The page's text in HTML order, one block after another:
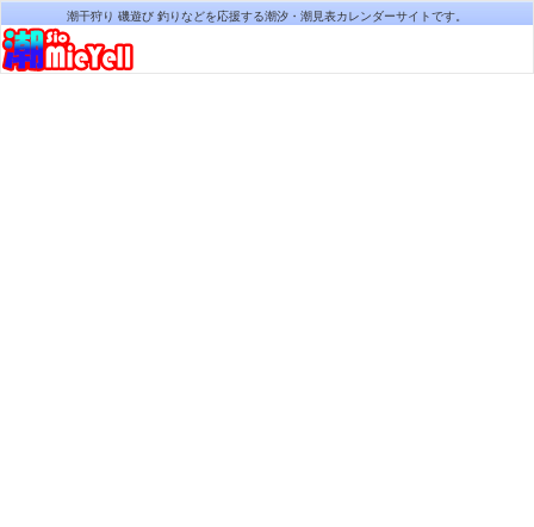
潮干狩り 磯遊び 釣りなどを応援する潮汐・潮見表カレンダーサイトです。